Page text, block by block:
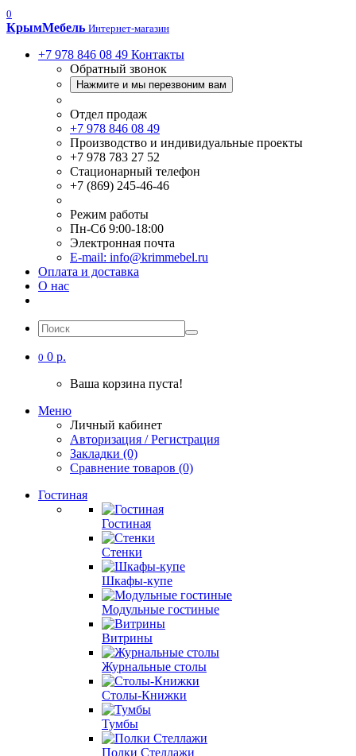
0
КрымМебель Интернет-магазин
+7 978 846 08 49 Контакты
Обратный звонок
Нажмите и мы перезвоним вам
Отдел продаж
+7 978 846 08 49
Производство и индивидуальные проекты
+7 978 783 27 52
Стационарный телефон
+7 (869) 245-46-46
Режим работы
Пн-Сб 9:00-18:00
Электронная почта
E-mail: info@krimmebel.ru
Оплата и доставка
О нас
0 0 р.
Ваша корзина пуста!
Меню
Личный кабинет
Авторизация / Регистрация
Закладки (0)
Сравнение товаров (0)
Гостиная
Гостиная
Стенки
Шкафы-купе
Модульные гостиные
Витрины
Журнальные столы
Столы-Книжки
Тумбы
Полки Стеллажи